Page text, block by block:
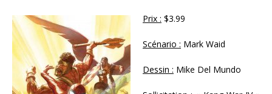
Prix : $3.99
Scénario : Mark Waid
Dessin : Mike Del Mundo